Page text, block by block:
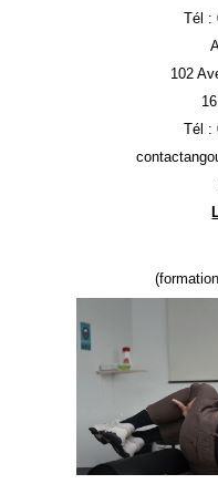
Tél :
102
Tél :